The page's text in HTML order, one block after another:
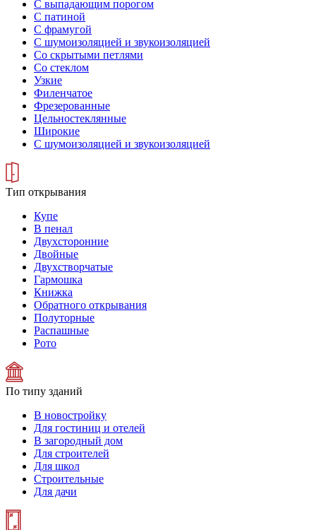
С выпадающим порогом
С патиной
С фрамугой
С шумоизоляцией и звукоизоляцией
Со скрытыми петлями
Со стеклом
Узкие
Филенчатое
Фрезерованные
Цельностеклянные
Широкие
С шумоизоляцией и звукоизоляцией
Тип открывания
Купе
В пенал
Двухсторонние
Двойные
Двухстворчатые
Гармошка
Книжка
Обратного открывания
Полуторные
Распашные
Рото
По типу зданий
В новостройку
Для гостиниц и отелей
В загородный дом
Для строителей
Для школ
Строительные
Для дачи